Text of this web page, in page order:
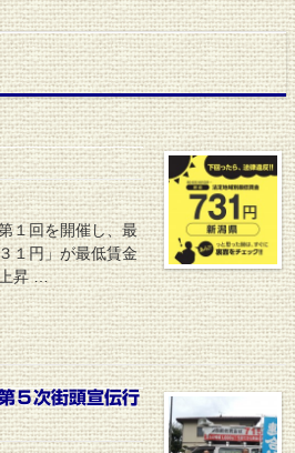
１回を開催し、最
１円」が最低賃金
上昇 …
５次街頭宣伝行